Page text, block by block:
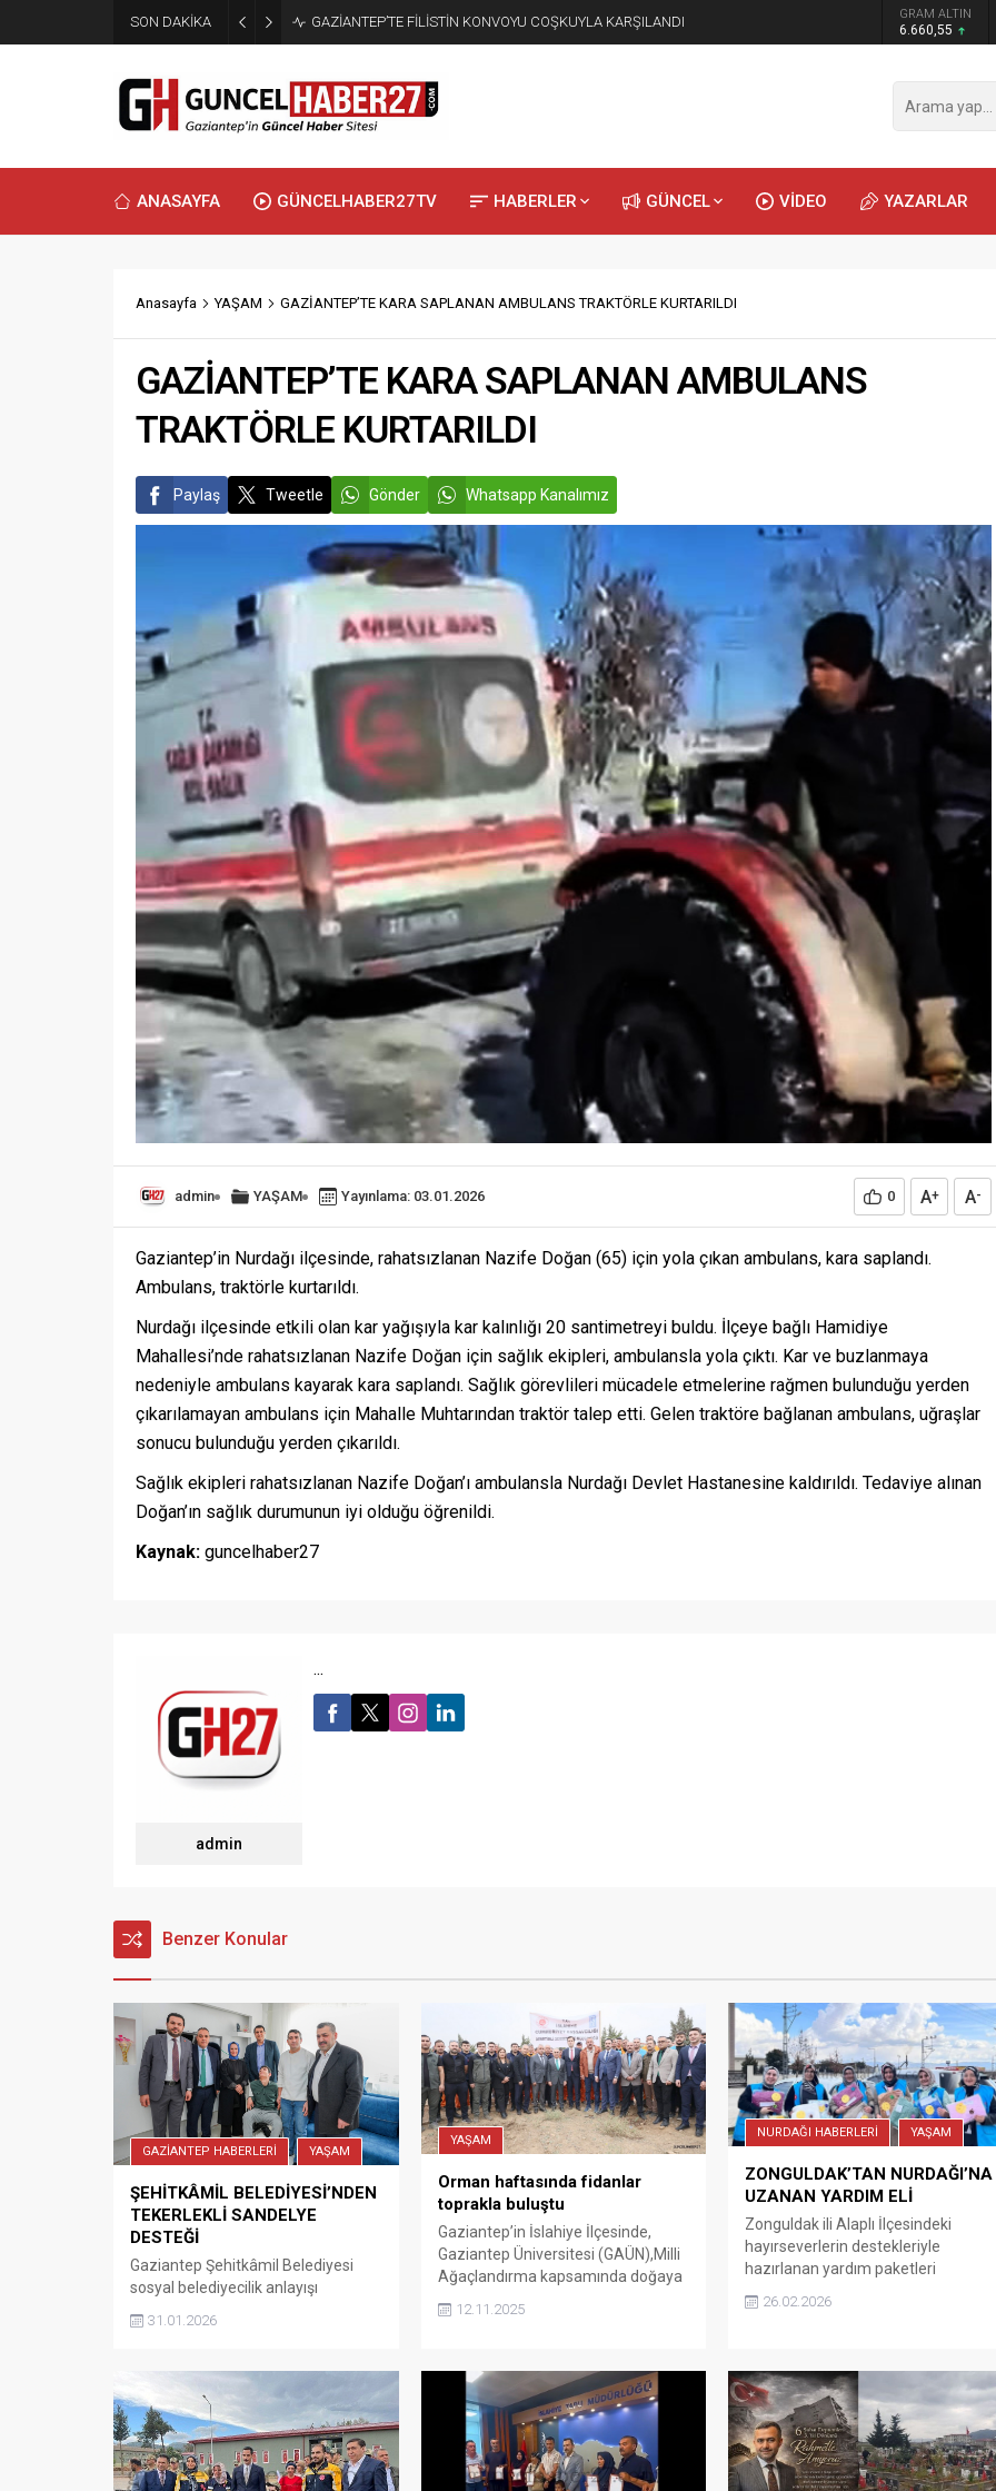
SON DAKİKA GAZİANTEP’TE FİLİSTİN KONVOYU COŞKUYLA KARŞILANDI GRAM ALTIN
6.660,55
ANASAYFA GÜNCELHABER27TV HABERLER GÜNCEL VİDEO YAZARLAR
Anasayfa YAŞAM GAZİANTEP’TE KARA SAPLANAN AMBULANS TRAKTÖRLE KURTARILDI
GAZİANTEP’TE KARA SAPLANAN AMBULANS
TRAKTÖRLE KURTARILDI
Paylaş Tweetle Gönder Whatsapp Kanalımız
admin YAŞAM Yayınlama: 03.01.2026 0 A+ A-
Gaziantep’in Nurdağı ilçesinde, rahatsızlanan Nazife Doğan (65) için yola çıkan ambulans, kara saplandı.
Ambulans, traktörle kurtarıldı.
Nurdağı ilçesinde etkili olan kar yağışıyla kar kalınlığı 20 santimetreyi buldu. İlçeye bağlı Hamidiye
Mahallesi’nde rahatsızlanan Nazife Doğan için sağlık ekipleri, ambulansla yola çıktı. Kar ve buzlanmaya
nedeniyle ambulans kayarak kara saplandı. Sağlık görevlileri mücadele etmelerine rağmen bulunduğu yerden
çıkarılamayan ambulans için Mahalle Muhtarından traktör talep etti. Gelen traktöre bağlanan ambulans, uğraşlar
sonucu bulunduğu yerden çıkarıldı.
Sağlık ekipleri rahatsızlanan Nazife Doğan’ı ambulansla Nurdağı Devlet Hastanesine kaldırıldı. Tedaviye alınan
Doğan’ın sağlık durumunun iyi olduğu öğrenildi.
Kaynak: guncelhaber27
admin
...
Benzer Konular
GAZİANTEP HABERLERİ YAŞAM
ŞEHİTKÂMİL BELEDİYESİ’NDEN
TEKERLEKLİ SANDELYE
DESTEĞİ
Gaziantep Şehitkâmil Belediyesi
sosyal belediyecilik anlayışı
vatandaşların yaşamını
sahibi vatandaşlara tekerlekli
sandalye desteği veriyor. Tekerlekli
Sandelye Teslimi yapan Başkan
Yılmaz, “Engel tanımıyor, hayatı
kolaylaştıran çözümler üretmeye
31.01.2026
YAŞAM
Orman haftasında fidanlar
toprakla buluştu
Gaziantep’in İslahiye İlçesinde,
Gaziantep Üniversitesi (GAÜN),Milli
Ağaçlandırma kapsamında doğaya
güçlendirmek ve daha yeşil bir
toprakla buluşturuldu.
12.11.2025
NURDAĞI HABERLERİ YAŞAM
ZONGULDAK’TAN NURDAĞI’NA
UZANAN YARDIM ELİ
Zonguldak ili Alaplı İlçesindeki
hayırseverlerin destekleriyle
hazırlanan yardım paketleri
Müftülüğünce ihtiyaç sahiplerine
Şubesi tarafından, Zonguldak İli
Alaplı İlçesindeki hayırseverlerin
destekleriyle hazırlanan yardım
paketleri ihtiyaç sahibi ailelere
ulaştırıldı. Alaplı’dan gelen yardım
26.02.2026